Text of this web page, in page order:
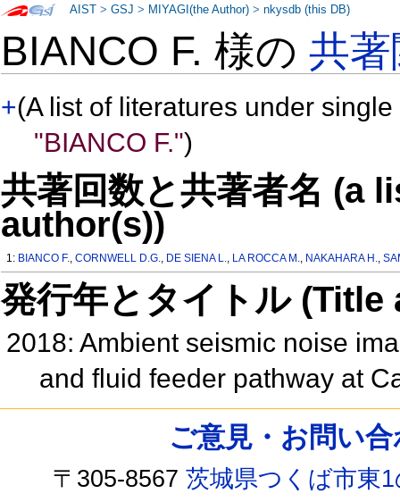
BIANCO F. 様の共
+(A list of literatures under
"BIANCO F.")
共著回数と共著者名 (a
author(s))
1: BIANCO F.,CORNWELL D.G., DE SIENA L., LA ROCCA M., NAKAHARA H.,
発行年とタイトル
2018: Ambient seismic noise
and fluid feeder pathway at
AIST >GSJ > MIYAGI(the Author) >nkysdb (this DB)
ご意見・お問い
〒305-8567茨城県つくば市東